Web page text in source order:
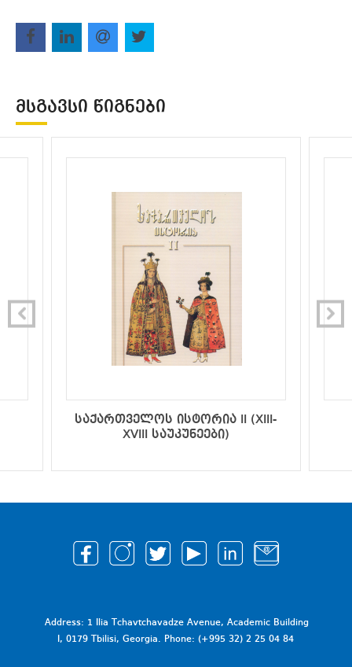
ᲛᲡᲒᲐᲕᲡᲘ ᲬᲘᲒᲜᲔᲑᲘ
საქართველოს ისტორია II (XIII-
XVIII საუკუნეები)
Address: 1 Ilia Tchavtchavadze Avenue, Academic Building
I, 0179 Tbilisi, Georgia. Phone: (+995 32) 2 25 04 84